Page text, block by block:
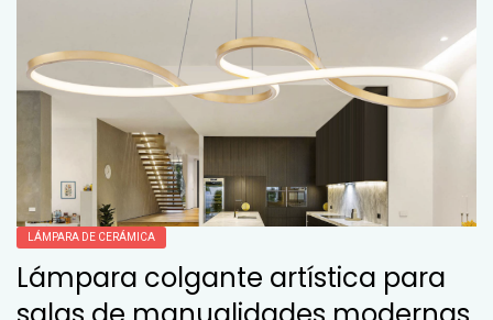
LÁMPARA DE CERÁMICA
Lámpara colgante artística para